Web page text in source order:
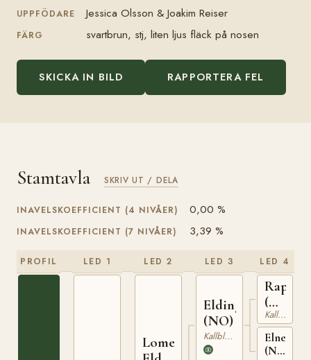
UPPFÖDARE Jessica Olsson & Joakim Reiser
FÄRG svartbrun, stj, liten ljus fläck på nosen
SKICKA IN BILD RAPPORTERA FEL
Stamtavla SKRIV UT / DELA
INAVELSKOEFFICIENT (4 NIVÅER) 0,00 %
INAVELSKOEFFICIENT (7 NIVÅER) 3,39 %
PROFIL LED 1 LED 2
Lome
LED 3
Elding
(NO)
Kallblodig Travare
LED 4
(NO)
NT
75
Kallblodig Travare
Elnett
(NO)